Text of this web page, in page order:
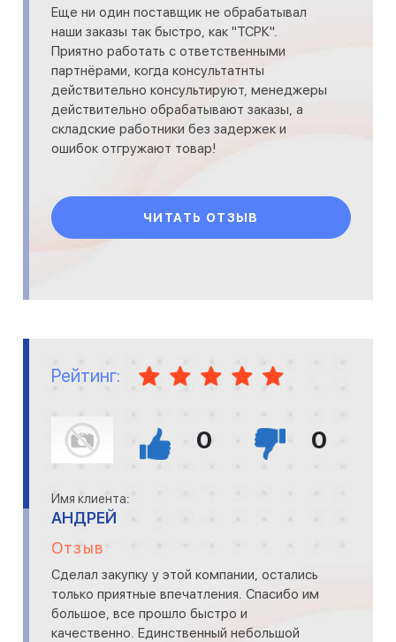
Еще ни один поставщик не обрабатывал
наши заказы так быстро, как "ТСРК".
Приятно работать с ответственными
партнёрами, когда консультатнты
действительно консультируют, менеджеры
действительно обрабатывают заказы, а
складские работники без задержек и
ошибок отгружают товар!
ЧИТАТЬ ОТЗЫВ
Рейтинг:
0 0
Имя клиента:
АНДРЕЙ
Отзыв
Сделал закупку у этой компании, остались
только приятные впечатления. Спасибо им
большое, все прошло быстро и
качественно. Единственный небольшой